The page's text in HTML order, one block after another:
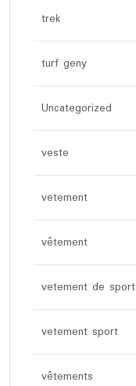
trek
turf geny
Uncategorized
veste
vetement
vêtement
vetement de sport
vetement sport
vêtements